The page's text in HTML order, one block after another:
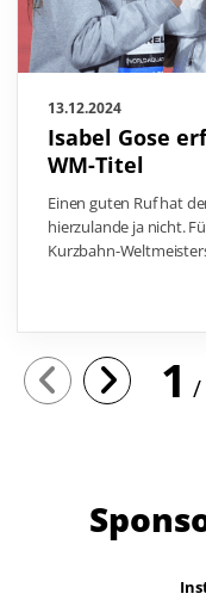
13.12.2024
Isabel Gose
WM-Titel
Einen guten Ruf hat
hierzulande ja nicht.
Kurzbahn-
1